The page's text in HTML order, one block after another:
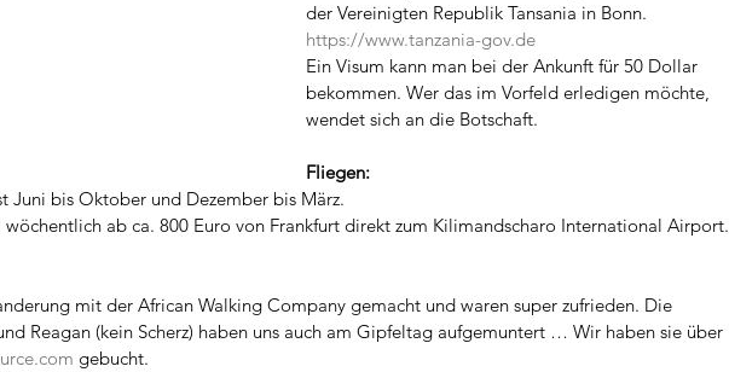
der Vereinigten Republik Tansania in Bonn.
https://www.tanzania-gov.de
Ein Visum kann man bei der Ankunft für 50 Dollar
bekommen. Wer das im Vorfeld erledigen möchte,
wendet sich an die Botschaft.
Fliegen:
Juni bis Oktober und Dezember bis März.
ab ca. 800 Euro von Frankfurt direkt zum Kilimandscharo International Airport.
mit der African Walking Company gemacht und waren super zufrieden. Die
Reagan (kein Scherz) haben uns auch am Gipfeltag aufgemuntert … Wir haben sie über
gebucht.